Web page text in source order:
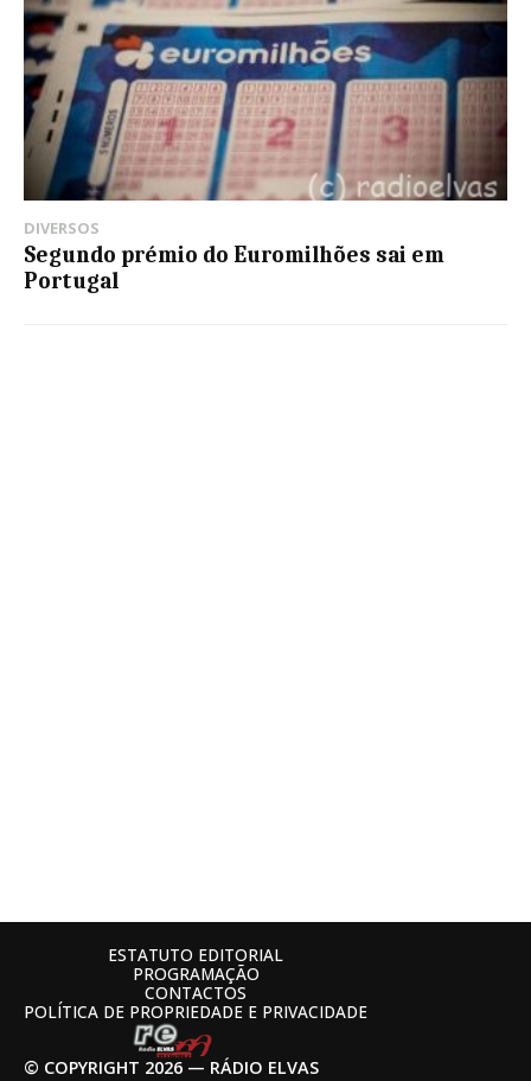
DIVERSOS
Segundo prémio do Euromilhões sai em
Portugal
© COPYRIGHT 2026 — RÁDIO ELVAS
ESTATUTO EDITORIAL
PROGRAMAÇÃO
CONTACTOS
POLÍTICA DE PROPRIEDADE E PRIVACIDADE